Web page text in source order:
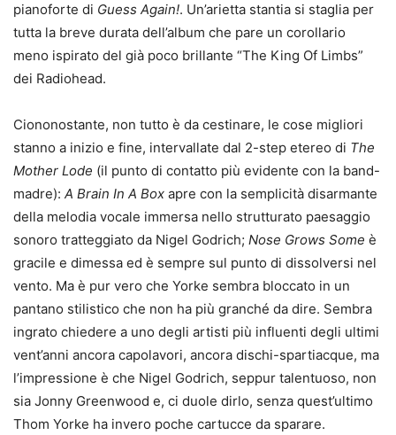
pianoforte di Guess Again!. Un’arietta stantia si staglia per
tutta la breve durata dell’album che pare un corollario
meno ispirato del già poco brillante “The King Of Limbs”
dei Radiohead.
Ciononostante, non tutto è da cestinare, le cose migliori
stanno a inizio e fine, intervallate dal 2-step etereo di The
Mother Lode (il punto di contatto più evidente con la band-
madre): A Brain In A Box apre con la semplicità disarmante
della melodia vocale immersa nello strutturato paesaggio
sonoro tratteggiato da Nigel Godrich; Nose Grows Some è
gracile e dimessa ed è sempre sul punto di dissolversi nel
vento. Ma è pur vero che Yorke sembra bloccato in un
pantano stilistico che non ha più granché da dire. Sembra
ingrato chiedere a uno degli artisti più influenti degli ultimi
vent’anni ancora capolavori, ancora dischi-spartiacque, ma
l’impressione è che Nigel Godrich, seppur talentuoso, non
sia Jonny Greenwood e, ci duole dirlo, senza quest’ultimo
Thom Yorke ha invero poche cartucce da sparare.